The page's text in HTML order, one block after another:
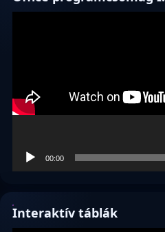
00:00
Interaktív táblák